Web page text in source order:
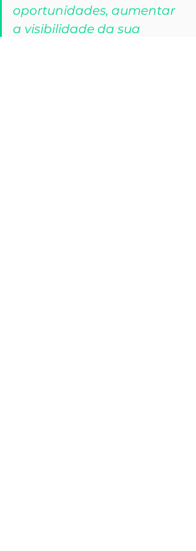
oportunidades, aumentar
a visibilidade da sua